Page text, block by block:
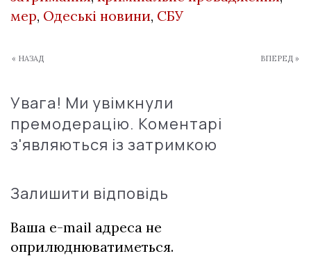
мер, Одеські новини, СБУ
« НАЗАД ВПЕРЕД »
Увага! Ми увімкнули
премодерацію. Коментарі
з'являються із затримкою
Залишити відповідь
Ваша e-mail адреса не
оприлюднюватиметься.